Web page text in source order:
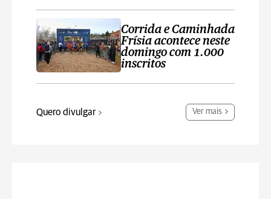
Corrida e Caminhada
Frísia acontece neste
domingo com 1.000
inscritos
Quero divulgar Ver mais